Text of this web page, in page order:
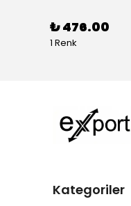
₺ 476.00
1 Renk
Kategoriler